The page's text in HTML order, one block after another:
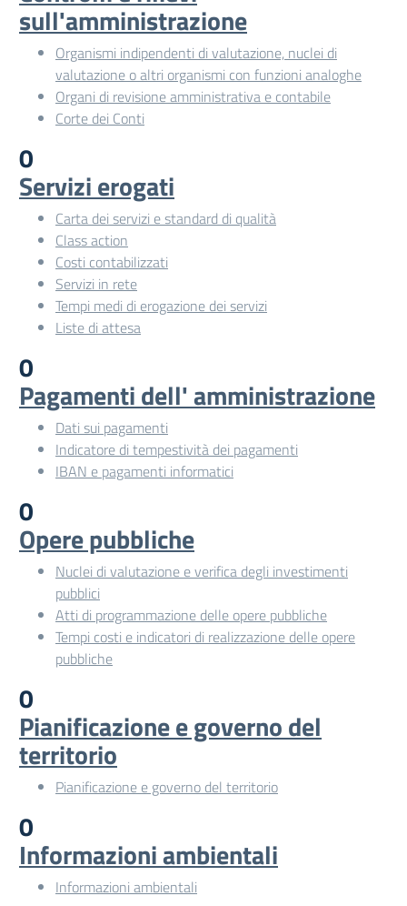
sull'amministrazione
Organismi indipendenti di valutazione, nuclei di
valutazione o altri organismi con funzioni analoghe
Organi di revisione amministrativa e contabile
Corte dei Conti
0
Servizi erogati
Carta dei servizi e standard di qualità
Class action
Costi contabilizzati
Servizi in rete
Tempi medi di erogazione dei servizi
Liste di attesa
0
Pagamenti dell' amministrazione
Dati sui pagamenti
Indicatore di tempestività dei pagamenti
IBAN e pagamenti informatici
0
Opere pubbliche
Nuclei di valutazione e verifica degli investimenti
pubblici
Atti di programmazione delle opere pubbliche
Tempi costi e indicatori di realizzazione delle opere
pubbliche
0
Pianificazione e governo del
territorio
Pianificazione e governo del territorio
0
Informazioni ambientali
Informazioni ambientali